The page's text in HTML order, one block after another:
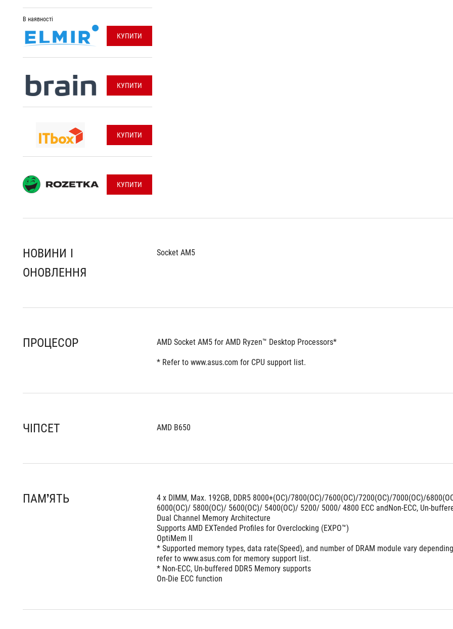
В наявності
КУПИТИ
КУПИТИ
КУПИТИ
КУПИТИ
НОВИНИ І
ОНОВЛЕННЯ
Socket AM5
ПРОЦЕСОР AMD Socket AM5 for AMD Ryzen™ Desktop Processors*
* Refer to www.asus.com for CPU support list.
ЧІПСЕТ AMD B650
ПАМ’ЯТЬ
4 x DIMM, Max. 192GB, DDR5 8000+(OC)/7800(OC)/7600(OC)/7200(OC)/7000(OC)/
6000(OC)/ 5800(OC)/ 5600(OC)/ 5400(OC)/ 5200/ 5000/ 4800 ECC andNon-ECC, Un-
Dual Channel Memory Architecture
Supports AMD EXTended Profiles for Overclocking (EXPO™)
OptiMem II
* Supported memory types, data rate(Speed), and number of DRAM module vary
refer to www.asus.com for memory support list.
* Non-ECC, Un-buffered DDR5 Memory supports
On-Die ECC function